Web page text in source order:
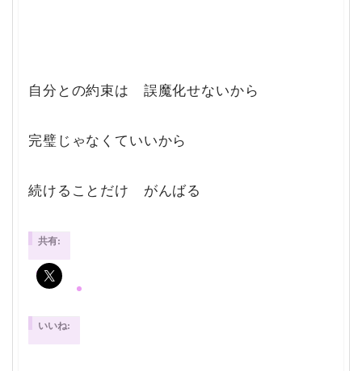
自分との約束は 誤魔化せないから
完璧じゃなくていいから
続けることだけ がんばる
共有:
いいね: